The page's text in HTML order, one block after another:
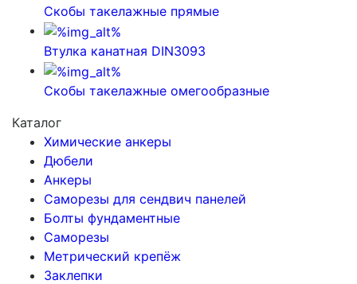
Скобы такелажные прямые
Втулка канатная DIN3093
Скобы такелажные омегообразные
Каталог
Химические анкеры
Дюбели
Анкеры
Саморезы для сендвич панелей
Болты фундаментные
Саморезы
Метрический крепёж
Заклепки